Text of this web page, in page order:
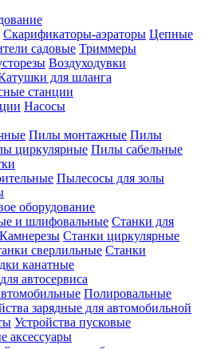
Скарификаторы-аэраторы Цепные
садовые Триммеры
Воздуходувки
для шланга
станции
Насосы
Пилы монтажные Пилы
циркулярные Пилы сабельные
Пылесосы для золы
оборудование
и шлифовальные Станки для
Камнерезы Станки циркулярные
сверлильные Станки
канатные
автосервиса
Полировальные
зарядные для автомобильной
Устройства пусковые
аксессуары